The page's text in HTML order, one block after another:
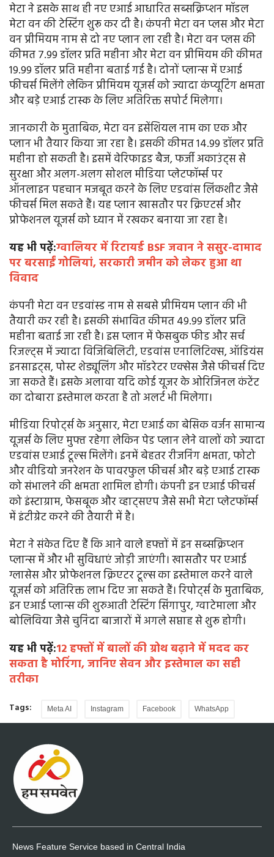
मेटा ने इसके साथ ही नए एआई आधारित सब्सक्रिप्शन मॉडल
मेटा वन की टेस्टिंग शुरू कर दी है। कंपनी मेटा वन प्लस और मेटा
वन प्रीमियम नाम से दो नए प्लान ला रही है। मेटा वन प्लस की
कीमत 7.99 डॉलर प्रति महीना और मेटा वन प्रीमियम की कीमत
19.99 डॉलर प्रति महीना बताई गई है। दोनों प्लान्स में एआई
फीचर्स मिलेंगे लेकिन प्रीमियम यूजर्स को ज्यादा कंप्यूटिंग क्षमता
और बड़े एआई टास्क के लिए अतिरिक्त सपोर्ट मिलेगा।
जानकारी के मुताबिक, मेटा वन इसेंशियल नाम का एक और
प्लान भी तैयार किया जा रहा है। इसकी कीमत 14.99 डॉलर प्रति
महीना हो सकती है। इसमें वेरिफाइड बैज, फर्जी अकाउंट्स से
सुरक्षा और अलग-अलग सोशल मीडिया प्लेटफॉर्म्स पर
ऑनलाइन पहचान मजबूत करने के लिए एडवांस लिंकशीट जैसे
फीचर्स मिल सकते हैं। यह प्लान खासतौर पर क्रिएटर्स और
प्रोफेशनल यूजर्स को ध्यान में रखकर बनाया जा रहा है।
यह भी पढ़ें:ग्वालियर में रिटायर्ड BSF जवान ने ससुर-दामाद
पर बरसाईं गोलियां, सरकारी जमीन को लेकर हुआ था
विवाद
कंपनी मेटा वन एडवांस्ड नाम से सबसे प्रीमियम प्लान की भी
तैयारी कर रही है। इसकी संभावित कीमत 49.99 डॉलर प्रति
महीना बताई जा रही है। इस प्लान में फेसबुक फीड और सर्च
रिजल्ट्स में ज्यादा विजिबिलिटी, एडवांस एनालिटिक्स, ऑडियंस
इनसाइट्स, पोस्ट शेड्यूलिंग और मॉडरेटर एक्सेस जैसे फीचर्स दिए
जा सकते हैं। इसके अलावा यदि कोई यूजर के ओरिजिनल कंटेंट
का दोबारा इस्तेमाल करता है तो अलर्ट भी मिलेगा।
मीडिया रिपोर्ट्स के अनुसार, मेटा एआई का बेसिक वर्जन सामान्य
यूजर्स के लिए मुफ्त रहेगा लेकिन पेड प्लान लेने वालों को ज्यादा
एडवांस एआई टूल्स मिलेंगे। इनमें बेहतर रीजनिंग क्षमता, फोटो
और वीडियो जनरेशन के पावरफुल फीचर्स और बड़े एआई टास्क
को संभालने की क्षमता शामिल होगी। कंपनी इन एआई फीचर्स
को इंस्टाग्राम, फेसबूक और व्हाट्सएप जैसे सभी मेटा प्लेटफॉर्म्स
में इंटीग्रेट करने की तैयारी में है।
मेटा ने संकेत दिए हैं कि आने वाले हफ्तों में इन सब्सक्रिप्शन
प्लान्स में और भी सुविधाएं जोड़ी जाएंगी। खासतौर पर एआई
ग्लासेस और प्रोफेशनल क्रिएटर टूल्स का इस्तेमाल करने वाले
यूजर्स को अतिरिक्त लाभ दिए जा सकते हैं। रिपोर्ट्स के मुताबिक,
इन एआई प्लान्स की शुरुआती टेस्टिंग सिंगापुर, ग्वाटेमाला और
बोलिविया जैसे चुनिंदा बाजारों में अगले सप्ताह से शुरू होगी।
यह भी पढ़ें:12 हफ्तों में बालों की ग्रोथ बढ़ाने में मदद कर
सकता है मोरिंगा, जानिए सेवन और इस्तेमाल का सही
तरीका
Tags: Meta AI Instagram Facebook WhatsApp
News Feature Service based in Central India